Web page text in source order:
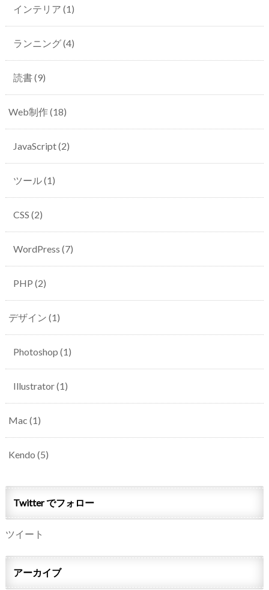
インテリア (1)
ランニング(4)
読書(9)
Web制作(18)
JavaScript(2)
ツール(1)
CSS (2)
WordPress (7)
PHP (2)
デザイン (1)
Photoshop (1)
Illustrator(1)
Mac (1)
Kendo (5)
Twitter でフォロー
ツイート
アーカイブ